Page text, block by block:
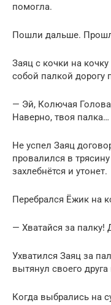
помогла.
Пошли дальше.
Заяц с кочки на
собой палкой дорогу
— Эй, Колючая
Наверно, твоя палка…
Не успел Заяц
провалился в
захлебнётся и утонет.
Перебрался Ёжик на
— Хватайся за палку!
Ухватился Заяц за
вытянул своего друга
Когда выбрались на